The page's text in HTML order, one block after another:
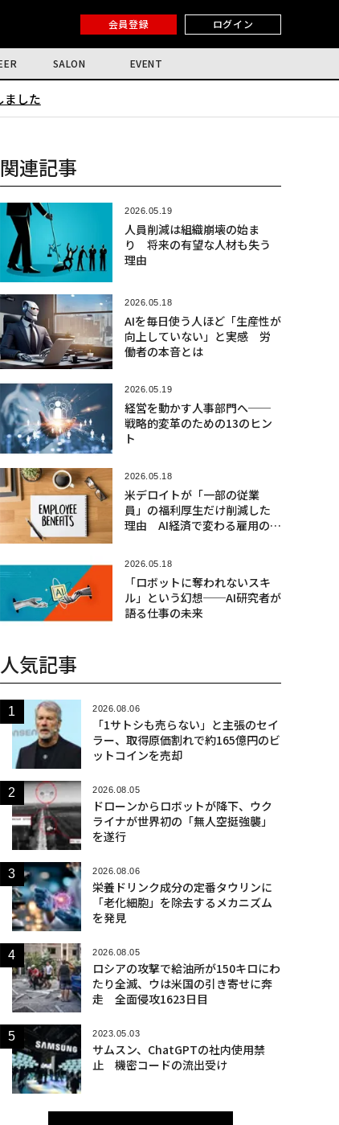
会員登録 ログイン
SALON EVENT
ました
関連記事
2026.05.19
人員削減は組織崩壊の始ま
り 将来の有望な人材も失う
理由
2026.05.18
AIを毎日使う人ほど「生産性が
向上していない」と実感 労
働者の本音とは
2026.05.19
経営を動かす人事部門へ──
戦略的変革のための13のヒン
ト
2026.05.18
米デロイトが「一部の従業
員」の福利厚生だけ削減した
理由 AI経済で変わる雇用の未
2026.05.18
「ロボットに奪われないスキ
ル」という幻想──AI研究者が
語る仕事の未来
人気記事
2026.08.06
「1サトシも売らない」と主張のセイ
ラー、取得原価割れで約165億円のビ
ットコインを売却
2026.08.05
ドローンからロボットが降下、ウク
ライナが世界初の「無人空挺強襲」
を遂行
2026.08.06
栄養ドリンク成分の定番タウリンに
「老化細胞」を除去するメカニズム
を発見
2026.08.05
ロシアの攻撃で給油所が150キロにわ
たり全滅、ウは米国の引き寄せに奔
走 全面侵攻1623日目
2023.05.03
サムスン、ChatGPTの社内使用禁
止 機密コードの流出受け